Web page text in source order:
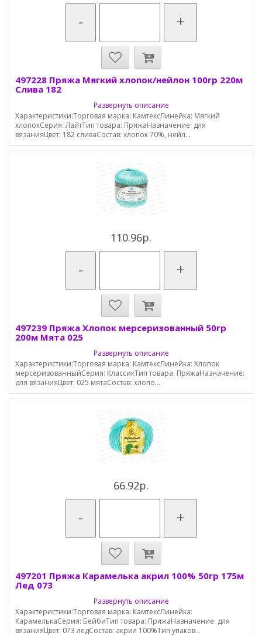
- +
497228 Пряжа Мягкий хлопок/нейлон 100гр 220м
Слива 182
Развернуть описание
Характеристики:Торговая марка: КамтексЛинейка: Мягкий
хлопокСерия: ЛайтТип товара: ПряжаНазначение: для
вязанияЦвет: 182 сливаСостав: хлопок 70%, нейл...
110.96р.
- +
497239 Пряжа Хлопок мерсеризованный 50гр
200м Мята 025
Развернуть описание
Характеристики:Торговая марка: КамтексЛинейка: Хлопок
мерсеризованныйСерия: КлассикТип товара: ПряжаНазначение:
для вязанияЦвет: 025 мятаСостав: хлопо...
66.92р.
- +
497201 Пряжа Карамелька акрил 100% 50гр 175м
Лед 073
Развернуть описание
Характеристики:Торговая марка: КамтексЛинейка:
КарамелькаСерия: БейбиТип товара: ПряжаНазначение: для
вязанияЦвет: 073 ледСостав: акрил 100%Тип упаков...